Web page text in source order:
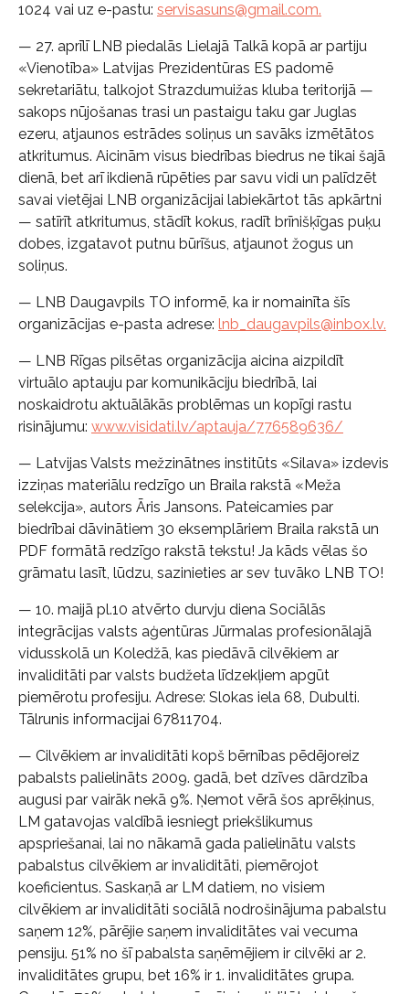
1024 vai uz e-pastu: servisasuns@gmail.com.
— 27. aprīlī LNB piedalās Lielajā Talkā kopā ar partiju
«Vienotība» Latvijas Prezidentūras ES padomē
sekretariātu, talkojot Strazdumuižas kluba teritorijā —
sakops nūjošanas trasi un pastaigu taku gar Juglas
ezeru, atjaunos estrādes soliņus un savāks izmētātos
atkritumus. Aicinām visus biedrības biedrus ne tikai šajā
dienā, bet arī ikdienā rūpēties par savu vidi un palīdzēt
savai vietējai LNB organizācijai labiekārtot tās apkārtni
— satīrīt atkritumus, stādīt kokus, radīt brīnišķīgas puķu
dobes, izgatavot putnu būrīšus, atjaunot žogus un
soliņus.
— LNB Daugavpils TO informē, ka ir nomainīta šīs
organizācijas e-pasta adrese: lnb_daugavpils@inbox.lv.
— LNB Rīgas pilsētas organizācija aicina aizpildīt
virtuālo aptauju par komunikāciju biedrībā, lai
noskaidrotu aktuālākās problēmas un kopīgi rastu
risinājumu: www.visidati.lv/aptauja/776589636/
— Latvijas Valsts mežzinātnes institūts «Silava» izdevis
izziņas materiālu redzīgo un Braila rakstā «Meža
selekcija», autors Āris Jansons. Pateicamies par
biedrībai dāvinātiem 30 eksemplāriem Braila rakstā un
PDF formātā redzīgo rakstā tekstu! Ja kāds vēlas šo
grāmatu lasīt, lūdzu, sazinieties ar sev tuvāko LNB TO!
— 10. maijā pl.10 atvērto durvju diena Sociālās
integrācijas valsts aģentūras Jūrmalas profesionālajā
vidusskolā un Koledžā, kas piedāvā cilvēkiem ar
invaliditāti par valsts budžeta līdzekļiem apgūt
piemērotu profesiju. Adrese: Slokas iela 68, Dubulti.
Tālrunis informacijai 67811704.
— Cilvēkiem ar invaliditāti kopš bērnības pēdējoreiz
pabalsts palielināts 2009. gadā, bet dzīves dārdzība
augusi par vairāk nekā 9%. Ņemot vērā šos aprēķinus,
LM gatavojas valdībā iesniegt priekšlikumus
apspriešanai, lai no nākamā gada palielinātu valsts
pabalstus cilvēkiem ar invaliditāti, piemērojot
koeficientus. Saskaņā ar LM datiem, no visiem
cilvēkiem ar invaliditāti sociālā nodrošinājuma pabalstu
saņem 12%, pārējie saņem invaliditātes vai vecuma
pensiju. 51% no šī pabalsta saņēmējiem ir cilvēki ar 2.
invaliditātes grupu, bet 16% ir 1. invaliditātes grupa.